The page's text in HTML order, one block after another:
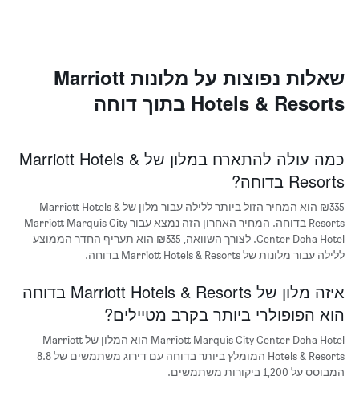
כולל
1
ציר
ימי
השבוע.
התרשים
כולל
1
ציר
Y
מחיר
הממוצע
חדר
שאלות נפוצות על מלונות Marriott
Hotels & Resorts בתוך דוחה
כמה עולה להתארח במלון של Marriott Hotels &
Resorts בדוחה?
₪335 הוא המחיר הזול ביותר ללילה עבור מלון של Marriott Hotels &
Resorts בדוחה. המחיר האחרון הזה נמצא עבור Marriott Marquis City
Center Doha Hotel. לצורך השוואה, ₪335 הוא תעריף החדר הממוצע
ללילה עבור מלונות של Marriott Hotels & Resorts בדוחה.
איזה מלון של Marriott Hotels & Resorts בדוחה
הוא הפופולרי ביותר בקרב מטיילים?
Marriott Marquis City Center Doha Hotel הוא המלון של Marriott
Hotels & Resorts המומלץ ביותר בדוחה עם דירוג משתמשים של 8.8
המבוסס על 1,200 ביקורות משתמשים.